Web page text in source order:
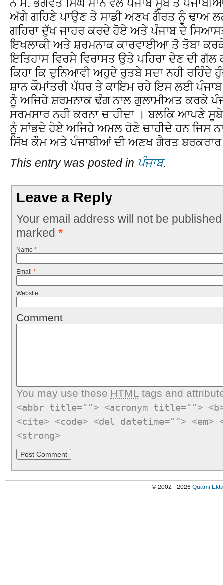
ਨੇ ਸ. ਭਗਵੰਤ ਸਿੰਘ ਮਾਨ ਵੱਲੋ ਪੰਜਾਬ ਸੂਬੇ ਤੇ
ਅੱਗੇ ਗਹਿਣੇ ਪਾਉਣ ਤੇ ਸਾਡੀ ਅਣਖ ਗੈਰਤ ਨੂੰ ਢਾਅ
ਗਹਿਰਾ ਦੁੱਖ ਜਾਹਰ ਕਰਦੇ ਹੋਏ ਅਤੇ ਪੰਜਾਬ ਦੇ
ਇਖਲਾਕੀ ਅਤੇ ਸ਼ਰਮਨਾਕ ਕਾਰਵਾਈਆ ਤੋ ਤੋਬਾ
ਇਤਿਹਾਸ ਵਿਰਸੇ ਵਿਰਾਸਤ ਉਤੇ ਪਹਿਰਾ ਦੇਣ ਦੀ
ਕਿਹਾ ਕਿ ਦੁਨਿਆਵੀ ਅਹੁਦੇ ਰੁਤਬੇ ਸਦਾ ਨਹੀ ਰਹਿੰਦੇ
ਸ਼ਾਨ ਕੌਮਾਂਤਰੀ ਪੱਧਰ ਤੇ ਕਾਇਮ ਰਹੇ ਇਸ ਲਈ
ਨੂੰ ਅਜਿਹੇ ਸ਼ਰਮਨਾਕ ਢੰਗ ਨਾਲ ਗੁਲਾਮੀਅਤ ਕਰਕੇ
ਸਰਮਸਾਰ ਨਹੀ ਕਰਨਾ ਚਾਹੀਦਾ । ਬਲਕਿ ਆਪਣੇ
ਨੂੰ ਸਾਂਭਦੇ ਹੋਏ ਅਜਿਹੇ ਅਮਲ ਹੋਣੇ ਚਾਹੀਦੇ ਹਨ ਜਿਸ
ਸਿੱਖ ਕੌਮ ਅਤੇ ਪੰਜਾਬੀਆਂ ਦੀ ਅਣਖ ਗੈਰਤ
This entry was posted in ਪੰਜਾਬ.
Leave a Reply
Your email address will not be
marked *
Name *
Email *
Website
Comment
You may use these HTMLtags and
<abbr title=""> <acronym title="">
<cite> <code> <del datetime="">
<strong>
© 2002 - 2026 Quami